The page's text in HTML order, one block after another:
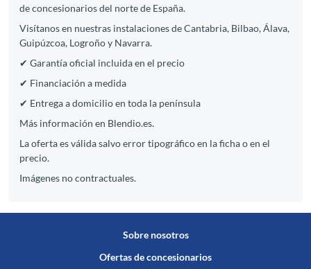
de concesionarios del norte de España.
Visítanos en nuestras instalaciones de Cantabria, Bilbao, Álava,
Guipúzcoa, Logroño y Navarra.
✔ Garantía oficial incluida en el precio
✔ Financiación a medida
✔ Entrega a domicilio en toda la península
Más información en Blendio.es.
La oferta es válida salvo error tipográfico en la ficha o en el
precio.
Imágenes no contractuales.
Sobre nosotros
Ofertas de concesionarios